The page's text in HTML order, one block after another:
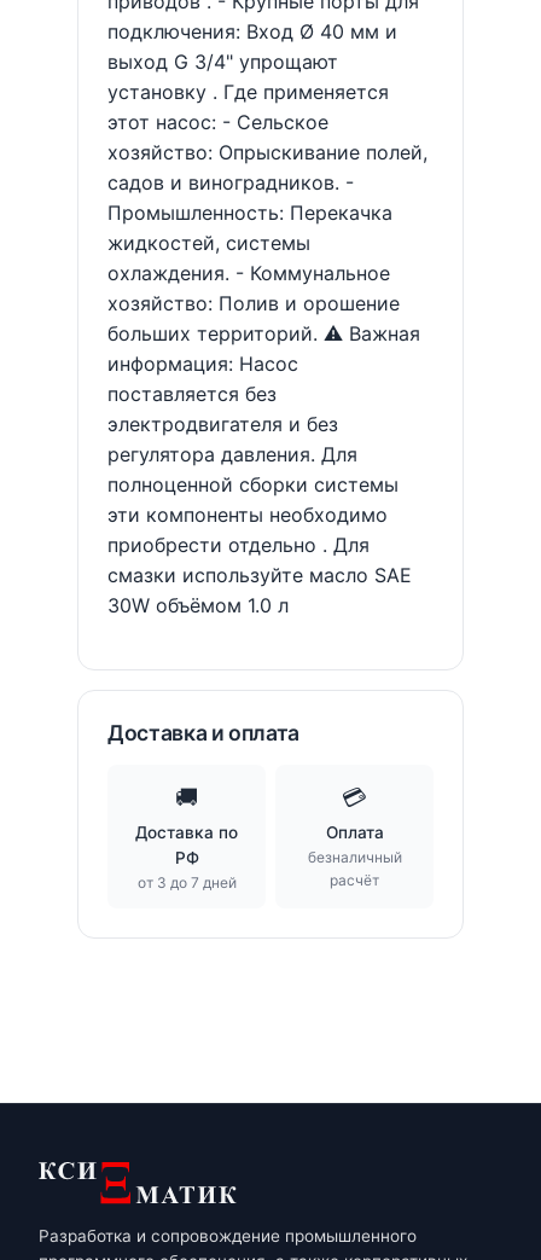
подключения: Вход Ø 40 мм и
выход G 3/4" упрощают
установку . Где применяется
этот насос: - Сельское
хозяйство: Опрыскивание полей,
садов и виноградников. -
Промышленность: Перекачка
жидкостей, системы
охлаждения. - Коммунальное
хозяйство: Полив и орошение
больших территорий. ⚠️ Важная
информация: Насос
поставляется без
электродвигателя и без
регулятора давления. Для
полноценной сборки системы
эти компоненты необходимо
приобрести отдельно . Для
смазки используйте масло SAE
30W объёмом 1.0 л
Доставка и оплата
🚚
Доставка по
РФ
от 3 до 7 дней
💳
Оплата
безналичный
расчёт
Разработка и сопровождение промышленного